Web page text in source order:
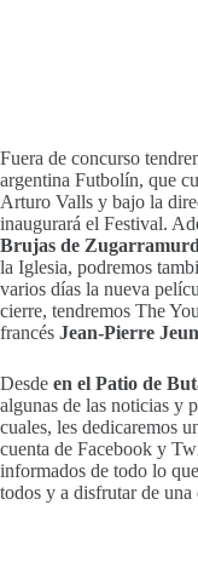
Fuera de concurso
argentina Futbolín, que
Arturo Valls y bajo la
inaugurará el Festival.
Brujas de
la Iglesia, podremos
varios días la nueva
cierre, tendremos The
francés Jean-Pierre
Desde en el Patio de
algunas de las noticias y
cuales, les dedicaremos
cuenta de Facebook y
informados de todo lo
todos y a disfrutar de una